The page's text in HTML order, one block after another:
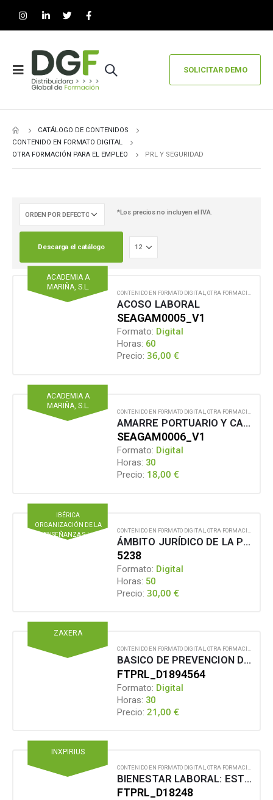
SOLICITAR DEMO
CATÁLOGO DE CONTENIDOS
CONTENIDO EN FORMATO DIGITAL
OTRA FORMACIÓN PARA EL EMPLEO
PRL Y SEGURIDAD
*Los precios no incluyen el IVA.
Descarga el catálogo
ACADEMIA A
MARIÑA, S.L.
CONTENIDO EN FORMATO DIGITAL OTRA FORMACIÓN PARA EL EMPLEO
ACOSO LABORAL
SEAGAM0005_V1
Formato: Digital
Horas: 60
Precio: 36,00€
ACADEMIA A
MARIÑA, S.L.
CONTENIDO EN FORMATO DIGITAL OTRA FORMACIÓN PARA EL EMPLEO
AMARRE PORTUARIO Y CARGA DE BARCOS
SEAGAM0006_V1
Formato: Digital
Horas: 30
Precio: 18,00€
IBÉRICA
ORGANIZACIÓN DE LA
ENSEÑANZA S.L.
CONTENIDO EN FORMATO DIGITAL OTRA FORMACIÓN PARA EL EMPLEO
ÁMBITO JURÍDICO DE LA PREVENCIÓN EN LA EMPRESA
5238
Formato: Digital
Horas: 50
Precio: 30,00€
ZAXERA
CONTENIDO EN FORMATO DIGITAL,OTRA FORMACIÓN PARA EL EMPLEO
BASICO DE PREVENCION DE RIESGOS LABORALES PARA EL SECTOR TRANSPORTES. (FCOS02_07)
FTPRL_D1894564
Formato: Digital
Horas: 30
Precio: 21,00€
INXPIRIUS
CONTENIDO EN FORMATO DIGITAL OTRA FORMACIÓN PARA EL EMPLEO
BIENESTAR LABORAL: ESTRATEGIAS PARA PREVENIR EL BURNOUT
FTPRL_D18248